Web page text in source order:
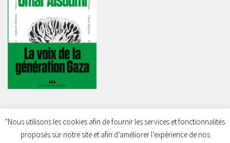
"Nous utilisons les cookies afin de fournir les services et fonctionnalités
proposés sur notre site et afin d’améliorer l’expérience de nos